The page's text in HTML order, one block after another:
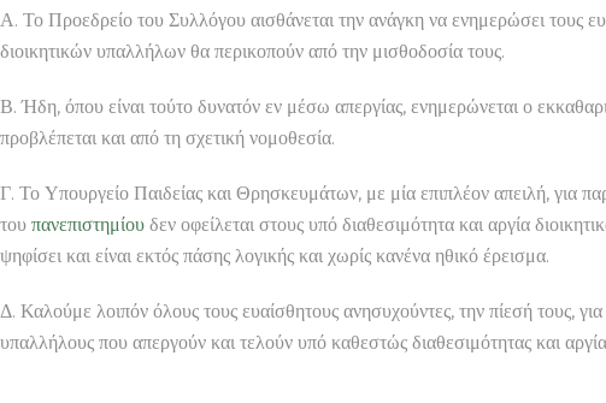
Α. Το Προεδρείο του Συλλόγου αισθάνεται την ανάγκη να ενημερώσει τους
διοικητικών υπαλλήλων θα περικοπούν από την μισθοδοσία τους.
Β. Ήδη, όπου είναι τούτο δυνατόν εν μέσω απεργίας, ενημερώνεται ο
προβλέπεται και από τη σχετική νομοθεσία.
Γ. Το Υπουργείο Παιδείας και Θρησκευμάτων, με μία επιπλέον απειλή, για
του πανεπιστημίου δεν οφείλεται στους υπό διαθεσιμότητα και αργία
ψηφίσει και είναι εκτός πάσης λογικής και χωρίς κανένα ηθικό έρεισμα.
Δ. Καλούμε λοιπόν όλους τους ευαίσθητους ανησυχούντες, την πίεσή τους, για
υπαλλήλους που απεργούν και τελούν υπό καθεστώς διαθεσιμότητας και